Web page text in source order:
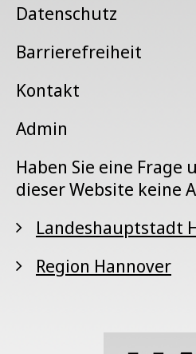
Datenschutz
Barrierefreiheit
Kontakt
Admin
Haben Sie eine
dieser Website keine
Landeshauptstadt
Region Hannover